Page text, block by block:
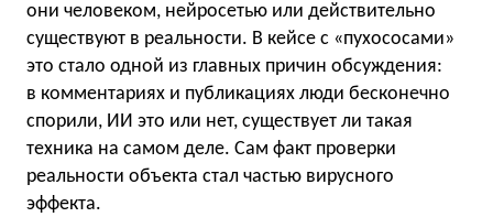
они человеком, нейросетью или действительно
существуют в реальности. В кейсе с «пухососами»
это стало одной из главных причин обсуждения:
в комментариях и публикациях люди бесконечно
спорили, ИИ это или нет, существует ли такая
техника на самом деле. Сам факт проверки
реальности объекта стал частью вирусного
эффекта.